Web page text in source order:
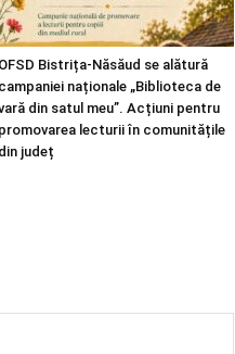
OFSD Bistrița-Năsăud se alătură
campaniei naționale „Biblioteca de
din satul meu”. Acțiuni pentru
promovarea lecturii în comunitățile
din județ